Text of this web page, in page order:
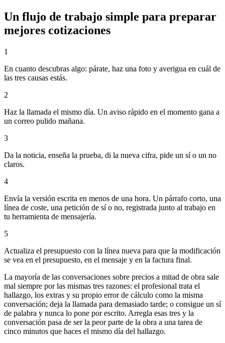
Un flujo de trabajo simple para preparar
mejores cotizaciones
1
En cuanto descubras algo: párate, haz una foto y averigua en cuál de
las tres causas estás.
2
Haz la llamada el mismo día. Un aviso rápido en el momento gana a
un correo pulido mañana.
3
Da la noticia, enseña la prueba, di la nueva cifra, pide un sí o un no
claros.
4
Envía la versión escrita en menos de una hora. Un párrafo corto, una
línea de coste, una petición de sí o no, registrada junto al trabajo en
tu herramienta de mensajería.
5
Actualiza el presupuesto con la línea nueva para que la modificación
se vea en el presupuesto, en el mensaje y en la factura final.
La mayoría de las conversaciones sobre precios a mitad de obra sale
mal siempre por las mismas tres razones: el profesional trata el
hallazgo, los extras y su propio error de cálculo como la misma
conversación; deja la llamada para demasiado tarde; o consigue un sí
de palabra y nunca lo pone por escrito. Arregla esas tres y la
conversación pasa de ser la peor parte de la obra a una tarea de
cinco minutos que haces el mismo día del hallazgo.